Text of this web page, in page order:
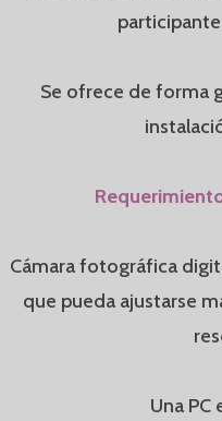
Se ofrece de forma
Cámara fotográfica
que pueda ajustarse
Una PC